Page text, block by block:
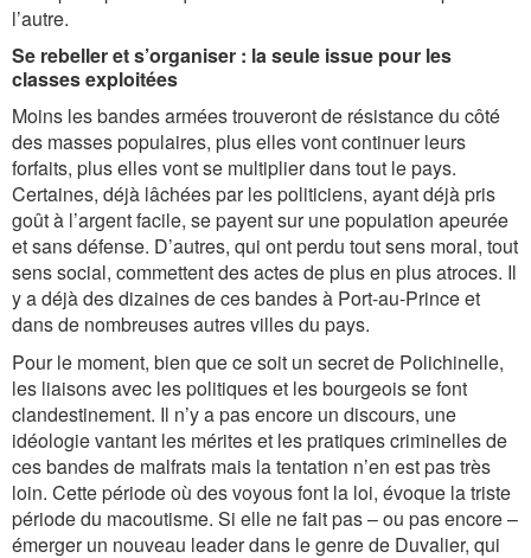
l’autre.
Se rebeller et s’organiser : la seule issue pour les
classes exploitées
Moins les bandes armées trouveront de résistance du côté
des masses populaires, plus elles vont continuer leurs
forfaits, plus elles vont se multiplier dans tout le pays.
Certaines, déjà lâchées par les politiciens, ayant déjà pris
goût à l’argent facile, se payent sur une population apeurée
et sans défense. D’autres, qui ont perdu tout sens moral, tout
sens social, commettent des actes de plus en plus atroces. Il
y a déjà des dizaines de ces bandes à Port-au-Prince et
dans de nombreuses autres villes du pays.
Pour le moment, bien que ce soit un secret de Polichinelle,
les liaisons avec les politiques et les bourgeois se font
clandestinement. Il n’y a pas encore un discours, une
idéologie vantant les mérites et les pratiques criminelles de
ces bandes de malfrats mais la tentation n’en est pas très
loin. Cette période où des voyous font la loi, évoque la triste
période du macoutisme. Si elle ne fait pas – ou pas encore –
émerger un nouveau leader dans le genre de Duvalier, qui